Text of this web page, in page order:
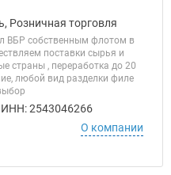
Розничная торговля
ВБР собственным флотом в
поставки сырья и
страны , переработка до 20
любой вид разделки филе
2543046266
О компании